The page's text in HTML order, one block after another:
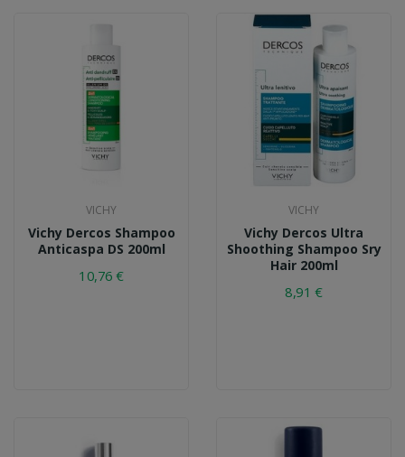
VICHY
Vichy Dercos Shampoo
Anticaspa DS 200ml
10,76 €
VICHY
Vichy Dercos Ultra
Shoothing Shampoo Sry
Hair 200ml
8,91 €